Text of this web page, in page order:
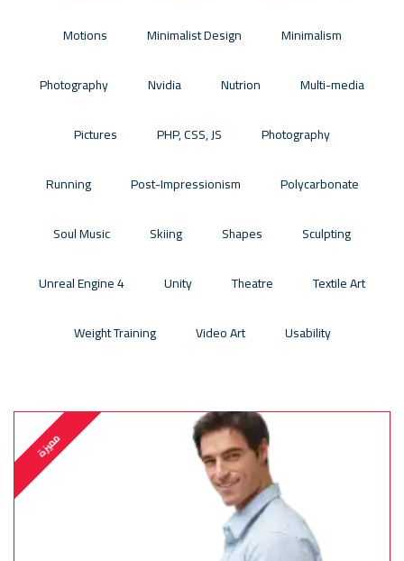
Minimalism
Minimalist Design
Motions
Multi-media
Nutrion
Nvidia
Photography
Photography
PHP, CSS, JS
Pictures
Polycarbonate
Post-Impressionism
Running
Sculpting
Shapes
Skiing
Soul Music
Textile Art
Theatre
Unity
Unreal Engine 4
Usability
Video Art
Weight Training
مميزة